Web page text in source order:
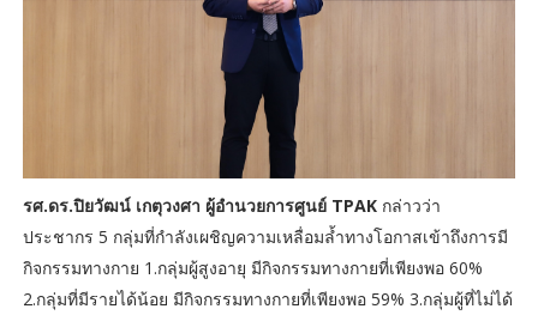
รศ.ดร.ปิยวัฒน์ เกตุวงศา ผู้อำนวยการศูนย์ TPAKกล่าวว่า
ประชากร 5 กลุ่มที่กำลังเผชิญความเหลื่อมล้ำทางโอกาสเข้าถึงการมี
กิจกรรมทางกาย 1.กลุ่มผู้สูงอายุ มีกิจกรรมทางกายที่เพียงพอ 60%
2.กลุ่มที่มีรายได้น้อย มีกิจกรรมทางกายที่เพียงพอ 59% 3.กลุ่มผู้ที่ไม่ได้